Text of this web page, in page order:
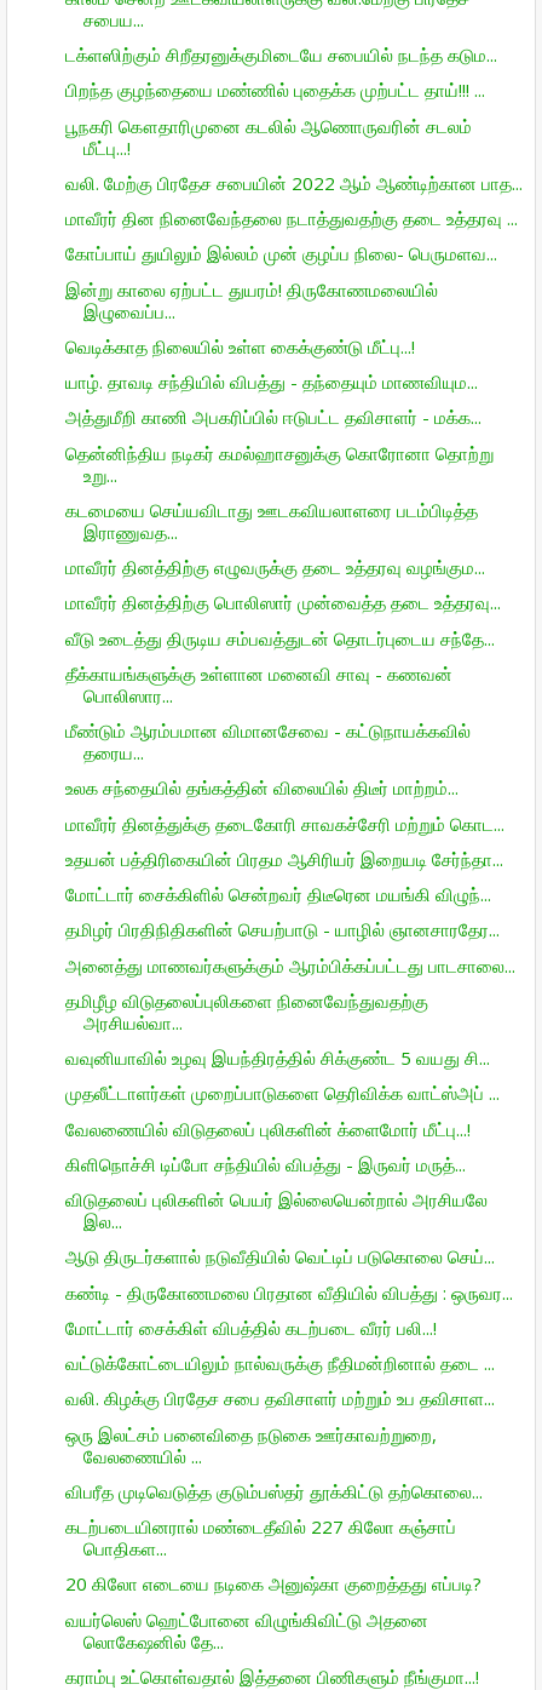
சபைய...
டக்ளஸிற்கும் சிறீதரனுக்குமிடையே சபையில் நடந்த கடும...
பிறந்த குழந்தையை மண்ணில் புதைக்க முற்பட்ட தாய்!!! ...
பூநகரி கௌதாரிமுனை கடலில் ஆணொருவரின் சடலம்
மீட்பு...!
வலி. மேற்கு பிரதேச சபையின் 2022 ஆம் ஆண்டிற்கான பாத...
மாவீரர் தின நினைவேந்தலை நடாத்துவதற்கு தடை உத்தரவு ...
கோப்பாய் துயிலும் இல்லம் முன் குழப்ப நிலை- பெருமளவ...
இன்று காலை ஏற்பட்ட துயரம்! திருகோணமலையில்
இழுவைப்ப...
வெடிக்காத நிலையில் உள்ள கைக்குண்டு மீட்பு...!
யாழ். தாவடி சந்தியில் விபத்து - தந்தையும் மாணவியும...
அத்துமீறி காணி அபகரிப்பில் ஈடுபட்ட தவிசாளர் - மக்க...
தென்னிந்திய நடிகர் கமல்ஹாசனுக்கு கொரோனா தொற்று
உறு...
கடமையை செய்யவிடாது ஊடகவியலாளரை படம்பிடித்த
இராணுவத...
மாவீரர் தினத்திற்கு எழுவருக்கு தடை உத்தரவு வழங்கும...
மாவீரர் தினத்திற்கு பொலிஸார் முன்வைத்த தடை உத்தரவு...
வீடு உடைத்து திருடிய சம்பவத்துடன் தொடர்புடைய சந்தே...
தீக்காயங்களுக்கு உள்ளான மனைவி சாவு - கணவன்
பொலிஸார...
மீண்டும் ஆரம்பமான விமானசேவை - கட்டுநாயக்கவில்
தரைய...
உலக சந்தையில் தங்கத்தின் விலையில் திடீர் மாற்றம்...
மாவீரர் தினத்துக்கு தடைகோரி சாவகச்சேரி மற்றும் கொட...
உதயன் பத்திரிகையின் பிரதம ஆசிரியர் இறையடி சேர்ந்தா...
மோட்டார் சைக்கிளில் சென்றவர் திடீரென மயங்கி விழுந்...
தமிழர் பிரதிநிதிகளின் செயற்பாடு - யாழில் ஞானசாரதேர...
அனைத்து மாணவர்களுக்கும் ஆரம்பிக்கப்பட்டது பாடசாலை...
தமிழீழ விடுதலைப்புலிகளை நினைவேந்துவதற்கு
அரசியல்வா...
வவுனியாவில் உழவு இயந்திரத்தில் சிக்குண்ட 5 வயது சி...
முதலீட்டாளர்கள் முறைப்பாடுகளை தெரிவிக்க வாட்ஸ்அப் ...
வேலணையில் விடுதலைப் புலிகளின் க்ளைமோர் மீட்பு...!
கிளிநொச்சி டிப்போ சந்தியில் விபத்து - இருவர் மருத்...
விடுதலைப் புலிகளின் பெயர் இல்லையென்றால் அரசியலே
இல...
ஆடு திருடர்களால் நடுவீதியில் வெட்டிப் படுகொலை செய்...
கண்டி - திருகோணமலை பிரதான வீதியில் விபத்து : ஒருவர...
மோட்டார் சைக்கிள் விபத்தில் கடற்படை வீரர் பலி...!
வட்டுக்கோட்டையிலும் நால்வருக்கு நீதிமன்றினால் தடை ...
வலி. கிழக்கு பிரதேச சபை தவிசாளர் மற்றும் உப தவிசாள...
ஒரு இலட்சம் பனைவிதை நடுகை ஊர்காவற்றுறை,
வேலணையில் ...
விபரீத முடிவெடுத்த குடும்பஸ்தர் தூக்கிட்டு தற்கொலை...
கடற்படையினரால் மண்டைதீவில் 227 கிலோ கஞ்சாப்
பொதிகள...
20 கிலோ எடையை நடிகை அனுஷ்கா குறைத்தது எப்படி?
வயர்லெஸ் ஹெட்போனை விழுங்கிவிட்டு அதனை
லொகேஷனில் தே...
கராம்பு உட்கொள்வதால் இத்தனை பிணிகளும் நீங்குமா...!